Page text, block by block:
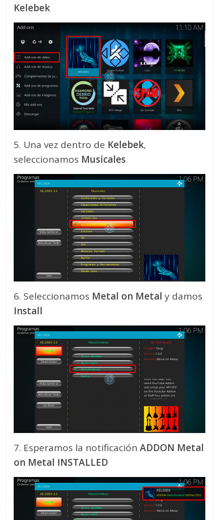
Kelebek
5. Una vez dentro de Kelebek,
seleccionamos Musicales
6. Seleccionamos Metal on Metal y damos
Install
7. Esperamos la notificaciónADDON Metal
on Metal INSTALLED